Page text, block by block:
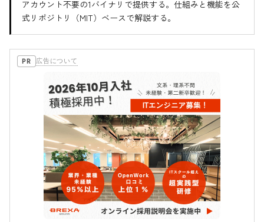
アカウント不要の1バイナリで提供する。仕組みと機能を公
式リポジトリ（MIT）ベースで解説する。
PR 広告について